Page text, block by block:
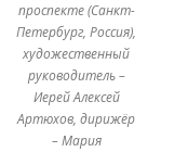
проспекте (Санкт-
Петербург, Россия),
художественный
руководитель –
Иерей Алексей
Артюхов, дирижёр
– Мария